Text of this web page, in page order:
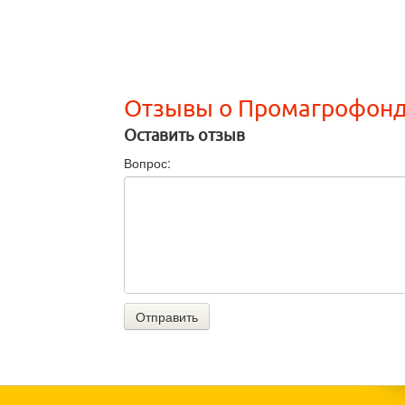
Отзывы о
Оставить отзыв
Вопрос:
Отправить